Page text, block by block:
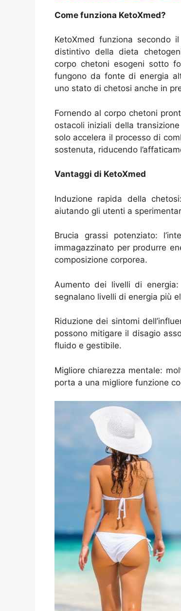
Come funziona KetoXmed?
KetoXmed funziona secondo
distintivo della dieta
corpo chetoni esogeni sotto
fungono da fonte di energia
uno stato di chetosi anche in
Fornendo al corpo chetoni
ostacoli iniziali della
solo accelera il processo di
sostenuta, riducendo
Vantaggi di KetoXmed
Induzione rapida della
aiutando gli utenti a
Brucia grassi potenziato:
immagazzinato per produrre
composizione corporea.
Aumento dei livelli di
segnalano livelli di energia più
Riduzione dei sintomi
possono mitigare il disagio
fluido e gestibile.
Migliore chiarezza mentale:
porta a una migliore funzione